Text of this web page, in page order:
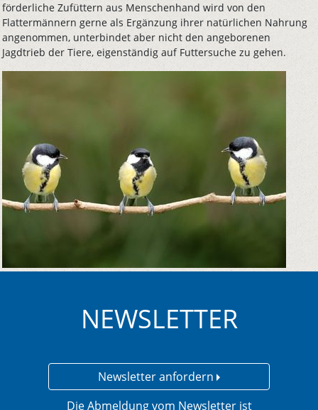
förderliche Zufüttern aus Menschenhand wird von den
Flattermännern gerne als Ergänzung ihrer natürlichen Nahrung
angenommen, unterbindet aber nicht den angeborenen
Jagdtrieb der Tiere, eigenständig auf Futtersuche zu gehen.
NEWSLETTER
Newsletter anfordern
Die Abmeldung vom Newsletter ist